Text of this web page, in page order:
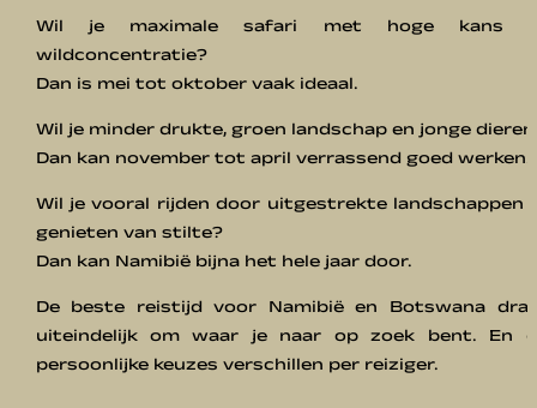
Wil je maximale safari met hoge kans
wildconcentratie?
Dan is mei tot oktober vaak ideaal.
Wil je minder drukte, groen landschap en jonge
Dan kan november tot april verrassend goed werken.
Wil je vooral rijden door uitgestrekte landschappen
genieten van stilte?
Dan kan Namibië bijna het hele jaar door.
De beste reistijd voor Namibië en Botswana
uiteindelijk om waar je naar op zoek bent. En
persoonlijke keuzes verschillen per reiziger.